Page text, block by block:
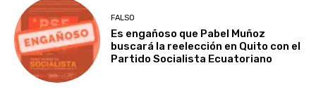
FALSO
Es engañoso que Pabel Muñoz
buscará la reelección en Quito con el
Partido Socialista Ecuatoriano